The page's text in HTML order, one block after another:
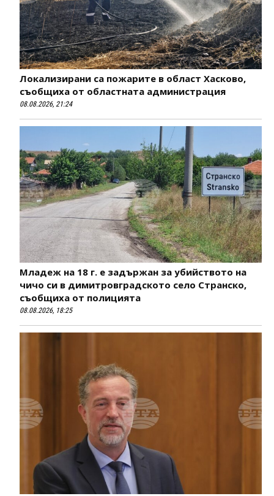
Локализирани са пожарите в област Хасково,
съобщиха от областната администрация
08.08.2026, 21:24
Младеж на 18 г. е задържан за убийството на
чичо си в димитровградското село Странско,
съобщиха от полицията
08.08.2026, 18:25